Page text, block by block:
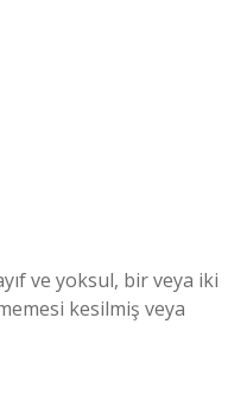
ve yoksul, bir veya iki
kesilmiş veya